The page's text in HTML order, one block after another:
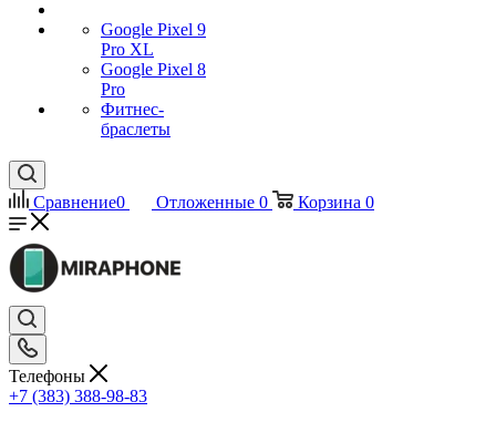
Google Pixel 9
Pro XL
Google Pixel 8
Pro
Фитнес-
браслеты
Сравнение0 Отложенные 0 Корзина 0
Телефоны
+7 (383) 388-98-83